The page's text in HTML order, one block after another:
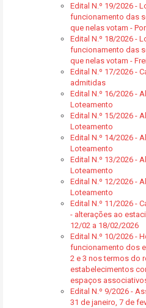
Edital N.º 19/2026 -
funcionamento das
que nelas votam -
Edital N.º 18/2026 -
funcionamento das
que nelas votam -
Edital N.º 17/2026 -
admitidas
Edital N.º 16/2026 -
Loteamento
Edital N.º 15/2026 -
Loteamento
Edital N.º 14/2026 -
Loteamento
Edital N.º 13/2026 -
Loteamento
Edital N.º 12/2026 -
Loteamento
Edital N.º 11/2026 -
- alterações ao
12/02 a 18/02/2026
Edital N.º 10/2026 -
funcionamento dos
2 e 3 nos termos do
estabelecimentos
espaços
Edital N.º 9/2026 -
31 de janeiro, 7 de